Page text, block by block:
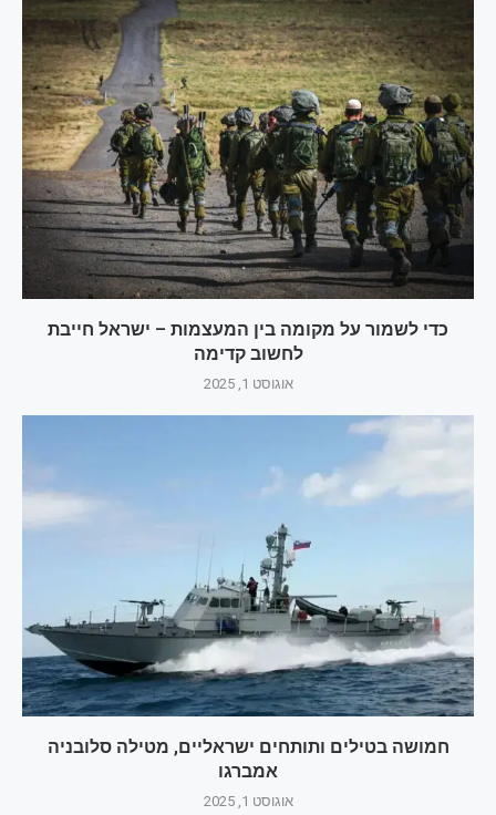
כדי לשמור על מקומה בין המעצמות – ישראל חייבת
לחשוב קדימה
אוגוסט 1, 2025
חמושה בטילים ותותחים ישראליים, מטילה סלובניה
אמברגו
אוגוסט 1, 2025